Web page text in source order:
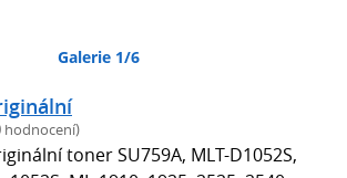
Galerie 1/6
hodnocení)
toner SU759A, MLT-D1052S,